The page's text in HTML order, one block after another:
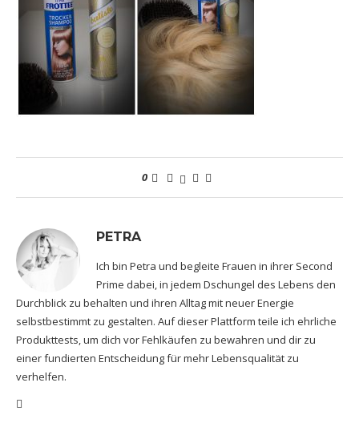
0
PETRA
Ich bin Petra und begleite Frauen in ihrer Second
Prime dabei, in jedem Dschungel des Lebens den
Durchblick zu behalten und ihren Alltag mit neuer Energie
selbstbestimmt zu gestalten. Auf dieser Plattform teile ich ehrliche
Produkttests, um dich vor Fehlkäufen zu bewahren und dir zu
einer fundierten Entscheidung für mehr Lebensqualität zu
verhelfen.